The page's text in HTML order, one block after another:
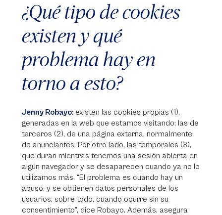
¿Qué tipo de cookies
existen y qué
problema hay en
torno a esto?
Jenny Robayo: existen las cookies propias (1),
generadas en la web que estamos visitando; las de
terceros (2), de una página externa, normalmente
de anunciantes. Por otro lado, las temporales (3),
que duran mientras tenemos una sesión abierta en
algún navegador y se desaparecen cuando ya no lo
utilizamos más. “El problema es cuando hay un
abuso, y se obtienen datos personales de los
usuarios, sobre todo, cuando ocurre sin su
consentimiento”, dice Robayo. Además, asegura